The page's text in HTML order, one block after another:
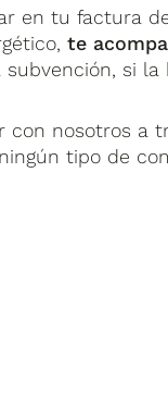
en tu factura
te
si la
con nosotros a
tipo de